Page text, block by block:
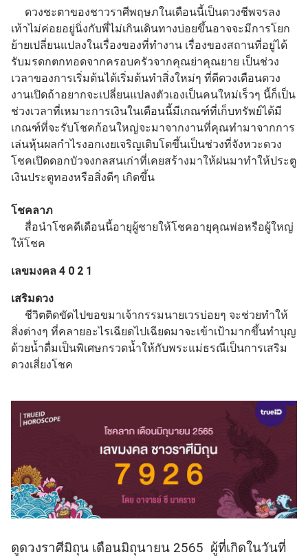
ดวงชะตาของชาวราศีพฤษภในเดือนนี้เป็นดวงชีพจรลง
เท้าไม่ค่อยอยู่นิ่งกับพี่ไม่เกินเดินทางบ่อยขึ้นอาจจะมีการโยก
ย้ายเปลี่ยนแปลงในเรื่องของที่ทำงาน เรื่องของสถานที่อยู่ได้
รับมรดกตกทอดจากครอบครัวจากคุณย่าคุณยาย เป็นช่วง
เวลาของการเริ่มต้นได้เริ่มต้นทำสิ่งใหม่ๆ ที่ดีดวงเดือนดวง
งานเปิดถ้าอยากจะเปลี่ยนแปลงตัวเองเป็นคนใหม่เร็วๆ นี้ก็เป็น
ช่วงเวลาที่เหมาะการเงินในเดือนนี้มีเกณฑ์ที่เก็บทรัพย์ได้มี
เกณฑ์ที่จะรับโชคก้อนใหญ่จะมาจากงานที่คุณทำมาจากการ
เล่นหุ้นผลกำไรงอกเงยเจริญเติบโตขึ้นเป็นช่วงที่จังหวะดวง
โชคเปิดดอกบัวจงกลสนเก่าที่เคยสร้างมาให้ฝนมาทำให้ประตู
เงินประตูทองหรือสิ่งดีๆ เกิดขึ้น
โชคลาภ
สื่อนำโชคดีเดือนนี้อายุผู้ชายให้โชคอายุคุณพ่อหรือผู้ใหญ่
ให้โชค
เลขมงคล 4 0 2 1
เสริมดวง
ชีวิตติดขัดไปขอขมาเจ้ากรรมนายเวรบ่อยๆ จะช่วยทำให้
สิ่งต่างๆ ที่คลายอะไรเฉียดไปเฉียดมาจะเข้าเป้ามากขึ้นทำบุญ
ด้วยน้ำดื่มเป็นพิเศษกรวดน้ำให้กับพระแม่ธรณีเป็นการเสริม
ดวงเสี่ยงโชค
ดูดวงราศีมิถุน เดือนมิถุนายน 2565 ผู้ที่เกิดในวันที่